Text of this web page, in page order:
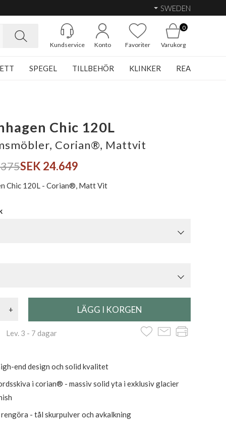
SWEDEN
Kundservice Konto Favoriter
0
Varukorg
SPEGEL TILLBEHÖR KLINKER REA
Chic 120L
Corian®, Mattvit
SEK 24.649
Chic 120L - Corian®, Matt Vit
+
3 - 7 dagar
end design och solid kvalitet
i corian® - massiv solid yta i exklusiv glacier
- tål skurpulver och avkalkning